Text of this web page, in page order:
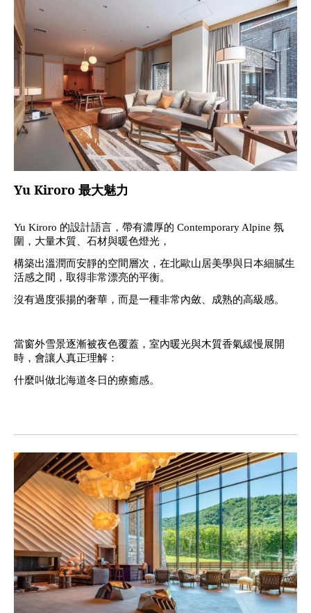
Yu Kiroro 最大魅力
Yu Kiroro 的設計語言，帶有濃厚的 Contemporary Alpine 氛
圍，大量木質、石材與暖色燈光，
構築出溫潤而安靜的空間層次，在北歐山居美學與日本細膩生
活感之間，取得非常漂亮的平衡。
沒有過度張揚的奢華，而是一種非常內斂、成熟的高級感。
當窗外雪景逐漸被夜色覆蓋，室內暖光與木質香氣緩慢展開
時，會讓人真正理解：
什麼叫做北海道冬日的療癒感。